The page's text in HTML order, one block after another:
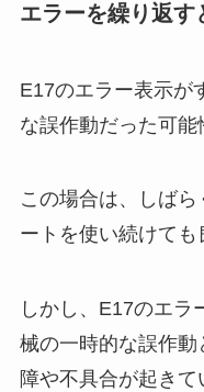
エラーを繰り返す
E17のエラー表示が
な誤作動だった可能
この場合は、しば
ートを使い続けても
しかし、E17のエラ
械の一時的な誤作
障や不具合が起きて